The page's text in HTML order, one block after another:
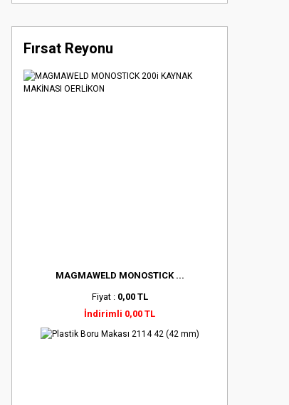
Fırsat Reyonu
MAGMAWELD MONOSTICK ...
Fiyat : 0,00 TL
İndirimli 0,00 TL